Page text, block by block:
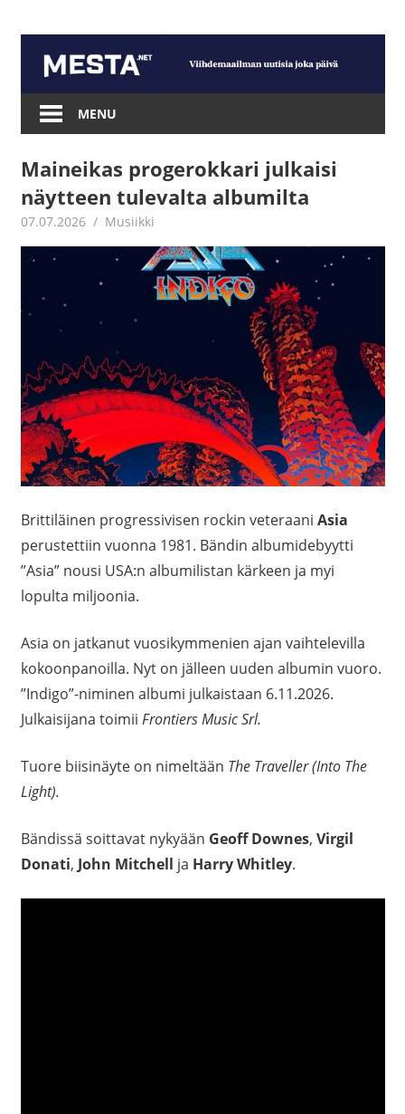
content
Mesta.net
MENU
Maineikas progerokkari julkaisi
näytteen tulevalta albumilta
07.07.2026 Juha Kaunisto
Musiikki
Brittiläinen progressivisen rockin veteraani Asia
perustettiin vuonna 1981. Bändin albumidebyytti
”Asia” nousi USA:n albumilistan kärkeen ja myi
lopulta miljoonia.
Asia on jatkanut vuosikymmenien ajan vaihtelevilla
kokoonpanoilla. Nyt on jälleen uuden albumin vuoro.
”Indigo”-niminen albumi julkaistaan 6.11.2026.
Julkaisijana toimii Frontiers Music Srl.
Tuore biisinäyte on nimeltään The Traveller (Into The
Light).
Bändissä soittavat nykyään Geoff Downes, Virgil
Donati, John Mitchell ja Harry Whitley.